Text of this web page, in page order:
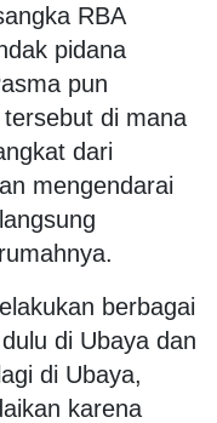
RBA
pidana
pun
di mana
dari
mengendarai
berbagai
di Ubaya dan
di Ubaya,
karena